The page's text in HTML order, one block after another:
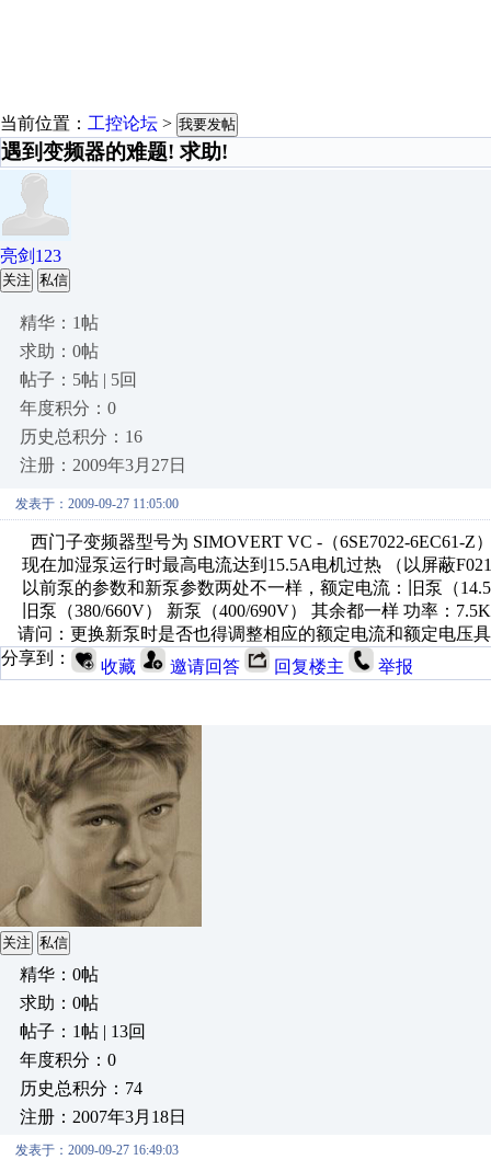
当前位置： 工控论坛 > 我要发帖
遇到变频器的难题! 求助!
亮剑123
关注 私信
精华：1帖
求助：0帖
帖子：5帖 | 5回
年度积分：0
历史总积分：16
注册：2009年3月27日
发表于：2009-09-27 11:05:00
西门子变频器型号为 SIMOVERT VC -（6SE7022-6EC61-Z
现在加湿泵运行时最高电流达到15.5A电机过热 （以屏蔽
以前泵的参数和新泵参数两处不一样，额定电流：旧泵（
旧泵（380/660V） 新泵（400/690V） 其余都一样 功率：
请问：更换新泵时是否也得调整相应的额定电流和额定电压
分享到：
收藏 邀请回答 回复楼主 举报
关注 私信
精华：0帖
求助：0帖
帖子：1帖 | 13回
年度积分：0
历史总积分：74
注册：2007年3月18日
发表于：2009-09-27 16:49:03